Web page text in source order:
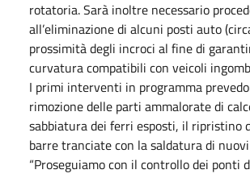
rotatoria. Sarà inoltre necessario
all’eliminazione di alcuni posti auto
prossimità degli incroci al fine di
curvatura compatibili con veicoli
I primi interventi in programma
rimozione delle parti ammalorate di
sabbiatura dei ferri esposti, il ripristino
barre tranciate con la saldatura di
“Proseguiamo con il controllo dei ponti